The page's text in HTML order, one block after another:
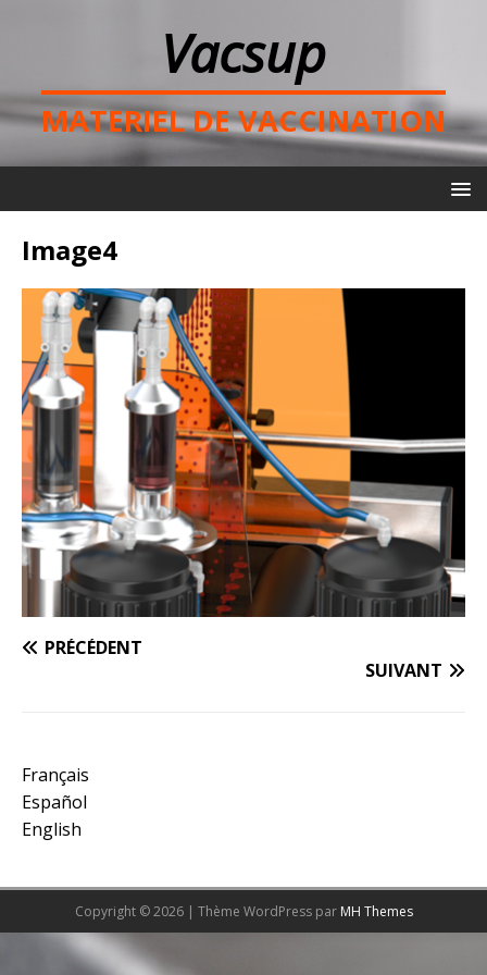
Vacsup
MATERIEL DE VACCINATION
Image4
PRÉCÉDENT
SUIVANT
Français
Español
English
Copyright © 2026 | Thème WordPress par MH Themes